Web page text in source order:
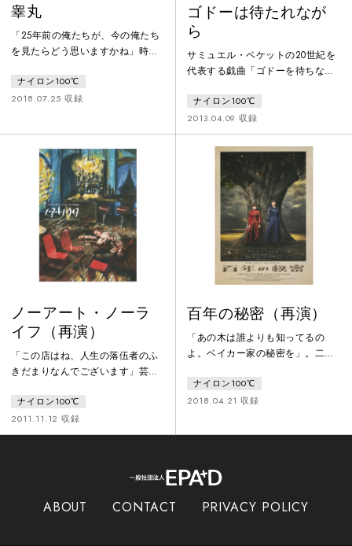
睾丸
「25年前の俺たちが、今の俺たち
を見たらどう思いますかね」時代
リーノ・サンドロヴィッチの新境
地!1993年、バブル景気が終息し
一軒家に妻の亜子（坂井真紀）と
娘の桃子（根本宗子）と住む。家
には亜子の弟・光吉（赤堀雅秋）
が居候し、その元妻・浩子（新谷
真弓）が夜な夜な訪れる。だがあ
る深夜、七ツ森豊（安井順平）の
ナイロン100℃
2018.07.25 収録
ゴドーは待たれなが
ら
サミュエル・ベケットの20世紀を
代表する戯曲「ゴドーを待ちなが
の一人芝居を描いた、いとうせい
こうの92年の傑作「ゴドーは待た
れながら」。KERAが10年以上にわ
たり大倉を口説き、この伝説の舞
台が蘇りました。 本作品にゴドー
以外の人物として唯一登場する
「声」役は、芸劇の芸術監督でも
ある野田秀樹。いとう×KERA×大
倉×野田の最強の布陣でお届けする
ナイロン100℃結成20
ナイロン100℃
2013.04.09 収録
ノーアート・ノーラ
イフ（再演）
「この店はね、人生の落伍者のふ
きだまりなんでございます」芸術
中との折り合い〟を描く、激しく
愚鈍極まりない物語、再び。1974
年暮れのフランス、パリのモンマ
ワ・ペロンヌ・ローンドゥ」はう
の溜まり場となっていた。新米店
ナイロン100℃
2011.11.12 収録
百年の秘密（再演）
「あの木は誰よりも知ってるの
よ。ベイカー家の秘密を」。二人
界で秘密に翻弄される人々を巧み
にコラージュ。人生を超えた視点
ーノ・サンドロヴィッチ会心の年
上げた伝説を持つ楡の木を、取り
の館。ここに住むのは楡の木に助
ナイロン100℃
2018.04.21 収録
ABOUT CONTACT PRIVACY POLICY